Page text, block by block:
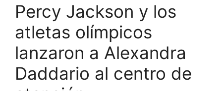
Percy Jackson y los
atletas olímpicos
lanzaron a Alexandra
Daddario al centro de